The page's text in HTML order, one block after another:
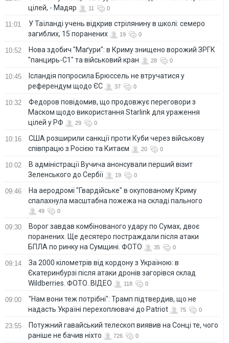
цілей, - Мадяр
11 0
11:01
У Таїланді учень відкрив стрілянину в школі: семеро
загиблих, 15 поранених
19 0
10:52
Нова здобич "Маґури": в Криму знищено ворожий ЗРГК
"панцирь-С1" та військовий кран
28 0
10:45
Ісландія попросила Брюссель не втручатися у
референдум щодо ЄС
37 0
10:32
Федоров повідомив, що продовжує переговори з
Маском щодо використання Starlink для ураження
цілей у РФ
29 0
10:16
США розширили санкції проти Куби через військову
співпрацю з Росією та Китаєм
20 0
10:02
В адміністрації Вучича анонсували перший візит
Зеленського до Сербії
19 0
09:46
На аеродромі "Гвардійське" в окупованому Криму
спалахнула масштабна пожежа на складі пального
49 0
09:30
Ворог завдав комбінованого удару по Сумах, двоє
поранених. Ще десятеро постраждали після атаки
БПЛА по ринку на Сумщині. ФОТО
35 0
09:14
За 2000 кілометрів від кордону з Україною: в
Єкатеринбурзі після атаки дронів загорівся склад
Wildberries. ФОТО. ВІДЕО
118 0
09:00
"Нам вони теж потрібні": Трамп підтвердив, що не
надасть Україні перехоплювачі до Patriot
75 0
23:55
Потужний гавайський телескоп виявив на Сонці те, чого
раніше не бачив ніхто
726 0